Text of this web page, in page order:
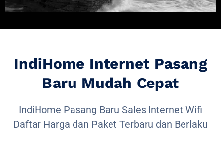
IndiHome Internet Pasang
Baru Mudah Cepat
IndiHome Pasang Baru Sales Internet Wifi
Daftar Harga dan Paket Terbaru dan Berlaku